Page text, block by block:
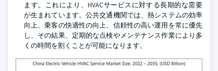
ます。これにより、HVACサービスに対する長期的な需要
が生まれています。公共交通機関では、熱システムの効率
向上、乗客の快適性の向上、信頼性の高い運用を常に優先
し、その結果、定期的な点検やメンテナンス作業により多
くの時間を割くことが可能になります。